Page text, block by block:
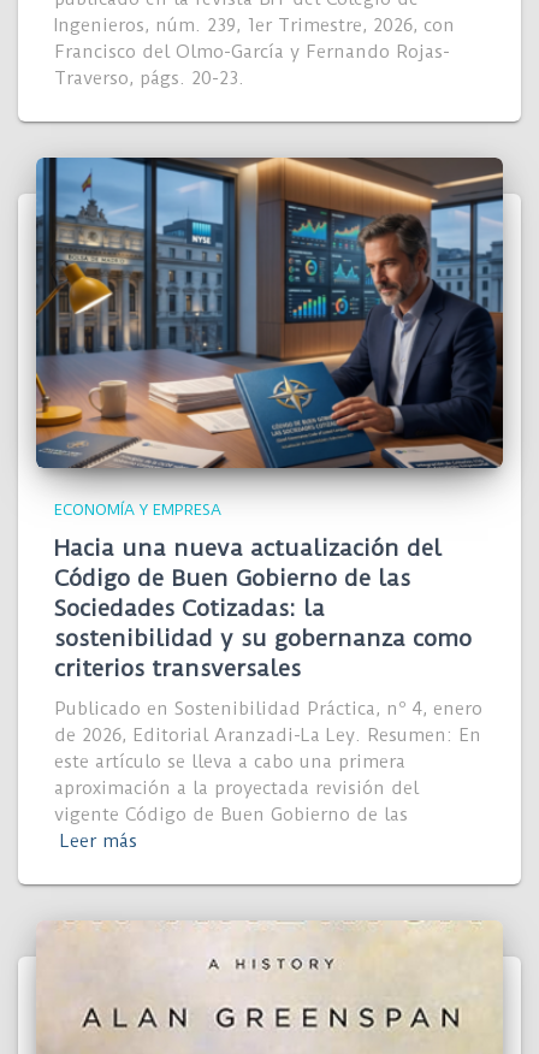
Ingenieros, núm. 239, 1er Trimestre, 2026, con
Francisco del Olmo-García y Fernando Rojas-
Traverso, págs. 20-23.
ECONOMÍA Y EMPRESA
Hacia una nueva actualización del
Código de Buen Gobierno de las
Sociedades Cotizadas: la
sostenibilidad y su gobernanza como
criterios transversales
Publicado en Sostenibilidad Práctica, nº 4, enero
de 2026, Editorial Aranzadi-La Ley. Resumen: En
este artículo se lleva a cabo una primera
aproximación a la proyectada revisión del
vigente Código de Buen Gobierno de las
Leer más